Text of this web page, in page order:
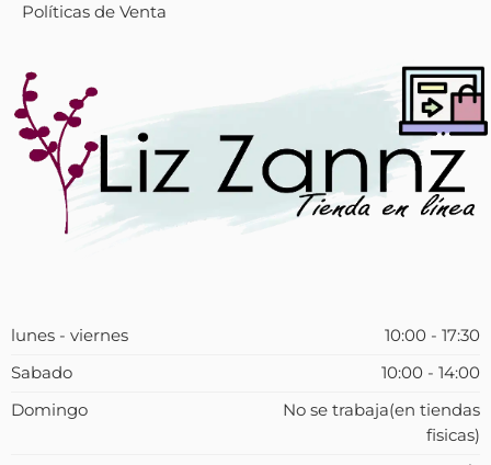
Políticas de Venta
lunes - viernes
10:00 - 17:30
Sabado
10:00 - 14:00
Domingo
No se trabaja(en tiendas
fisicas)